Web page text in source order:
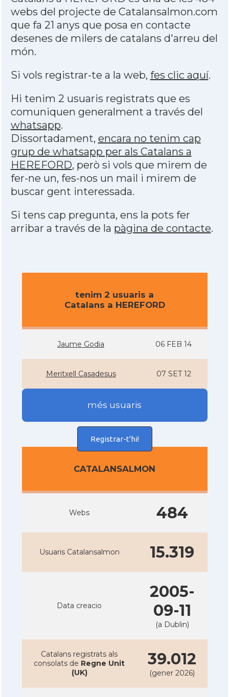
webs del projecte de Catalansalmon.com
que fa 21 anys que posa en contacte
desenes de milers de catalans d'arreu del
món.
Si vols registrar-te a la web, fes clic aquí.
Hi tenim 2 usuaris registrats que es
comuniquen generalment a través del
whatsapp.
Dissortadament, encara no tenim cap
grup de whatsapp per als Catalans a
HEREFORD, però si vols que mirem de
fer-ne un, fes-nos un mail i mirem de
buscar gent interessada.
Si tens cap pregunta, ens la pots fer
arribar a través de la pàgina de contacte.
tenim 2 usuaris a
Catalans a HEREFORD
Jaume Godia 06 FEB 14
Meritxell Casadesus 07 SET 12
més usuaris
Registrar-t'hi!
CATALANSALMON
Webs 484
Usuaris Catalansalmon 15.319
Data creacio
2005-
09-11
(a Dublin)
Catalans registrats als
consolats de Regne Unit
(UK)
39.012
(gener 2026)